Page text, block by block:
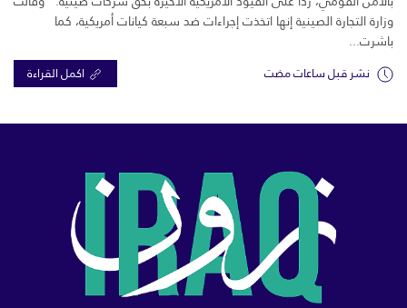
وزارة التجارة الصينية إنها اتخذت إجراءات ضد سبعة كيانات أمريكية، كما
باشرت...
نشر قبل ساعات مضت اكمل القراءة